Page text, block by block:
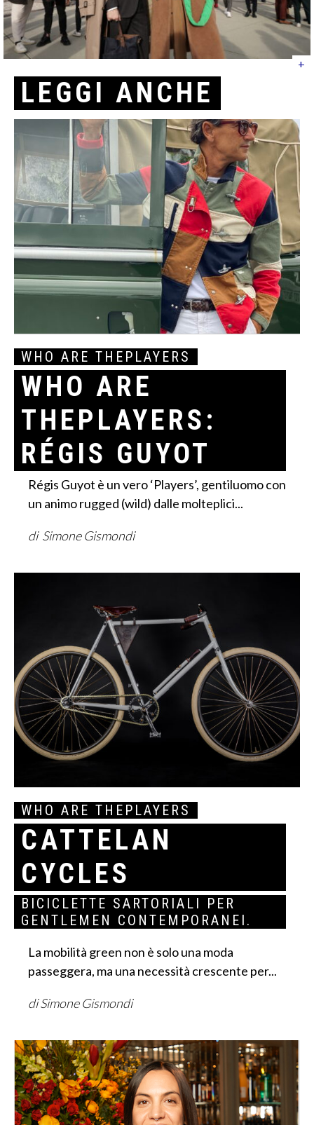
+
LEGGI ANCHE
WHO ARE THEPLAYERS
WHO ARE
THEPLAYERS:
RÉGIS GUYOT
Régis Guyot è un vero ‘Players’, gentiluomo con
un animo rugged (wild) dalle molteplici...
di Simone Gismondi
WHO ARE THEPLAYERS
CATTELAN
CYCLES
BICICLETTE SARTORIALI PER
GENTLEMEN CONTEMPORANEI.
La mobilità green non è solo una moda
passeggera, ma una necessità crescente per...
di Simone Gismondi